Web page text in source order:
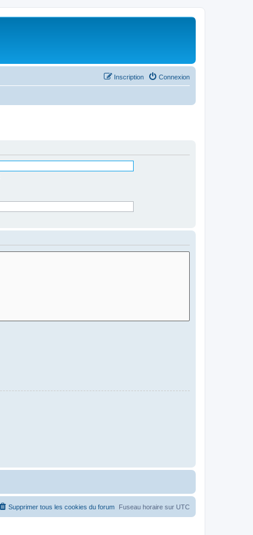
Connexion
Inscription
Fuseau horaire sur UTC
Supprimer tous les cookies du forum